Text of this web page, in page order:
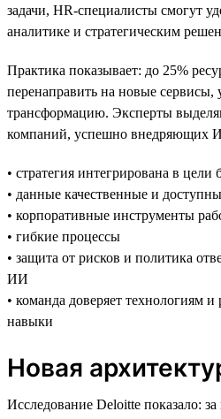
задачи, HR-специалисты смогут
аналитике и стратегическим
Практика показывает: до 25%
перенаправить на новые
трансформацию. Эксперты
компаний, успешно внедряющих
• стратегия интегрирована в цели
• данные качественные и
• корпоративные инструменты
• гибкие процессы
• защита от рисков и политика
ИИ
• команда доверяет технологиям
навыки
Новая
Исследование Deloitte показало: за